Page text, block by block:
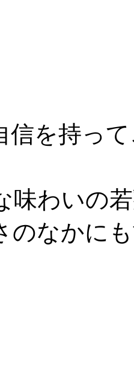
信を持っ
味わいの
のなかに